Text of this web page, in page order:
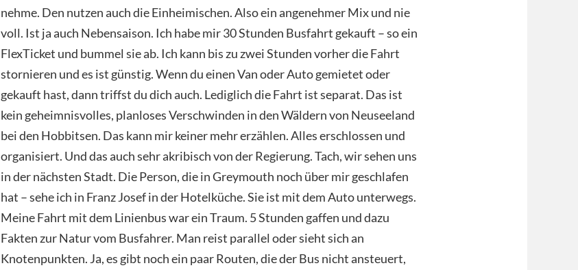
nehme. Den nutzen auch die Einheimischen. Also ein angenehmer Mix und nie
voll. Ist ja auch Nebensaison. Ich habe mir 30 Stunden Busfahrt gekauft – so ein
FlexTicket und bummel sie ab. Ich kann bis zu zwei Stunden vorher die Fahrt
stornieren und es ist günstig. Wenn du einen Van oder Auto gemietet oder
gekauft hast, dann triffst du dich auch. Lediglich die Fahrt ist separat. Das ist
kein geheimnisvolles, planloses Verschwinden in den Wäldern von Neuseeland
bei den Hobbitsen. Das kann mir keiner mehr erzählen. Alles erschlossen und
organisiert. Und das auch sehr akribisch von der Regierung. Tach, wir sehen uns
in der nächsten Stadt. Die Person, die in Greymouth noch über mir geschlafen
hat – sehe ich in Franz Josef in der Hotelküche. Sie ist mit dem Auto unterwegs.
Meine Fahrt mit dem Linienbus war ein Traum. 5 Stunden gaffen und dazu
Fakten zur Natur vom Busfahrer. Man reist parallel oder sieht sich an
Knotenpunkten. Ja, es gibt noch ein paar Routen, die der Bus nicht ansteuert,